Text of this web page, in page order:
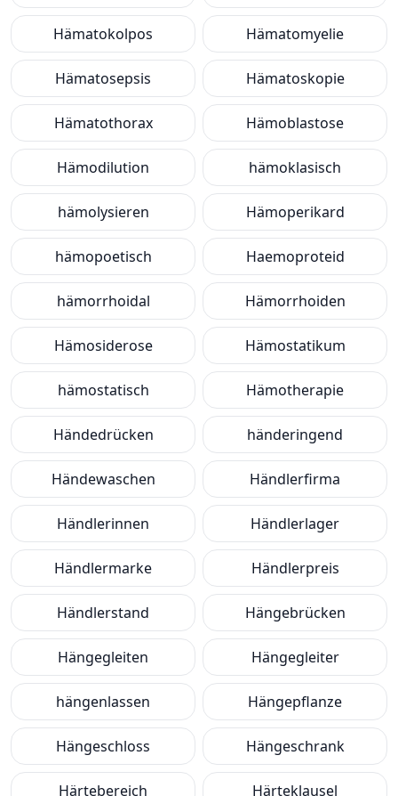
Hämatokolpos Hämatomyelie
Hämatosepsis Hämatoskopie
Hämatothorax Hämoblastose
Hämodilution hämoklasisch
hämolysieren Hämoperikard
hämopoetisch Haemoproteid
hämorrhoidal Hämorrhoiden
Hämosiderose Hämostatikum
hämostatisch Hämotherapie
Händedrücken händeringend
Händewaschen Händlerfirma
Händlerinnen Händlerlager
Händlermarke Händlerpreis
Händlerstand Hängebrücken
Hängegleiten Hängegleiter
hängenlassen Hängepflanze
Hängeschloss Hängeschrank
Härtebereich Härteklausel